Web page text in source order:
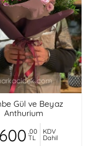
Gül ve Beyaz
Anthurium
,00
TL
KDV
Dahil